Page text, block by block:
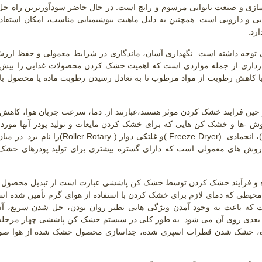
سازی و صنعت نانوایی مرسوم و رایج است. در حال حاضر سودآورترین راه
دارویی است. همچنین به دلیل ماهیت بیوشیمیایی مناسب، امکان
داشته است. نگهداری آسان، ماندگاری در شرایط معمولی و حفظ
از جمله مواردی است که اهمیت خشک کردن محصولات غذایی را
رطوبت از مواد مرطوب تا به تعادل رسیدن رطوبت ماده یا محصول
خشک کردن موثر هستند،عبارتند از: دما، سرعت جریان هوا،
-ها و خشک کن هایی که برای خشک کردن مایعات و تولید پودر آنها مورد
، انجمادی ( Freeze Dryer)و غلتکی دوار (Roller Rotary )را نام برد. در
معمولی است که دارای گستره بیشتری برای تولید پودرهای
و فرآیند خشک کردن توسط خشک کن پاششی عبارت است از تبدیل محصول
که دمای لازم برای خشک کردن با استفاده از هوای گرم تأمین شده
که باعث به وجود آمدن ویژگی هایی نظیر روان بودن، حل شدن سریع،
بعدی روی آن می شود. به طور کلی در سیستم خشک کن پاششی چهار
خشک شدن قطرات اسپری شده، جداسازی محصول خشک شده از هوا